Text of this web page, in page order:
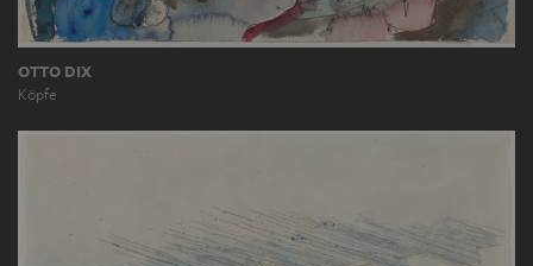
OTTO DIX
Köpfe